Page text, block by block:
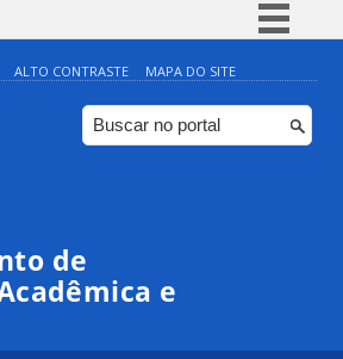
Simplifique!
Comunica BR
Participe
ALTO CONTRASTE MAPA DO SITE
de
e